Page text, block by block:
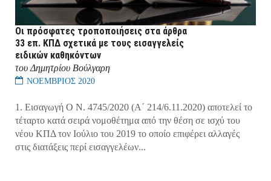
Οι πρόσφατες τροποποιήσεις στα άρθρα
33 επ. ΚΠΔ σχετικά με τους εισαγγελείς
ειδικών καθηκόντων
του Δημητρίου Βούλγαρη
ΝΟΕΜΒΡΙΟΣ 2020
1. Εισαγωγή Ο Ν. 4745/2020 (Α΄ 214/6.11.2020) αποτελεί το
τέταρτο κατά σειρά νομοθέτημα από την θέση σε ισχύ του
νέου ΚΠΔ τον Ιούλιο του 2019 το οποίο επιφέρει αλλαγές
στις διατάξεις περί εισαγγελέων...